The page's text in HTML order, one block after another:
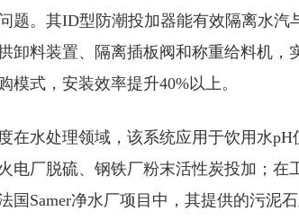
题。其ID型防潮投加器能有效隔离水
卸料装置、隔离插板阀和称重给料机
模式，安装效率提升40%以上。
在水处理领域，该系统应用于饮用水
电厂脱硫、钢铁厂粉末活性炭投加；
国Samer净水厂项目中，其提供的污泥